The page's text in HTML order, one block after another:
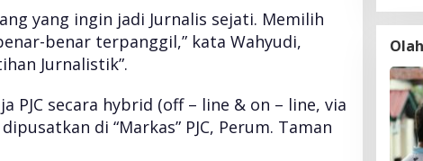
yang ingin jadi Jurnalis sejati. Memilih
benar terpanggil,” kata Wahyudi,
Jurnalistik”.
PJC secara hybrid (off – line & on – line, via
di “Markas” PJC, Perum. Taman